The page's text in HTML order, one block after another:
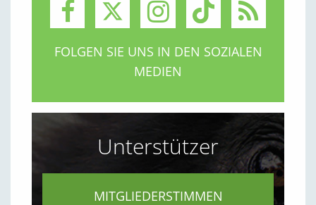
FOLGEN SIE UNS IN DEN SOZIALEN
MEDIEN
Unterstützer
MITGLIEDERSTIMMEN